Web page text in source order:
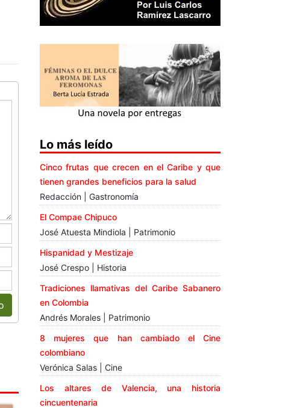
Lo más leído
Cinco frutas que crecen en el Caribe y que
tienen grandes beneficios para la salud
Redacción | Gastronomía
El Compae Chipuco
José Atuesta Mindiola | Patrimonio
Hispanidad y Mestizaje
José Crespo | Historia
Tradiciones llamativas del Caribe Sabanero
en Colombia
Andrés Morales | Patrimonio
8 mujeres que han cambiado el Cine
colombiano
Verónica Salas | Cine
Los altares de Valencia, una historia
cincuentenaria